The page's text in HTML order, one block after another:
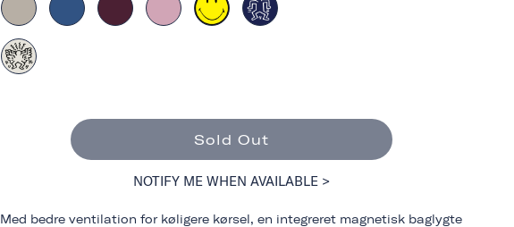
Sold Out
NOTIFY ME WHEN AVAILABLE >
Med bedre ventilation for køligere kørsel, en integreret magnetisk baglygte